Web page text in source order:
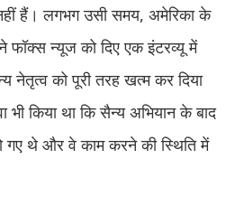
हैं। लगभग उसी समय, अमेरिका के
ने फॉक्स न्यूज को दिए एक इंटरव्यू में
नेतृत्व को पूरी तरह खत्म कर दिया
भी किया था कि सैन्य अभियान के बाद
गए थे और वे काम करने की स्थिति में